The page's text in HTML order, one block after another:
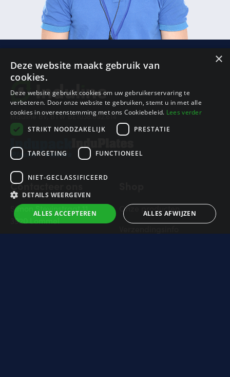
Induline BV, BTW BE1038.092.614
Contacteer ons
Simon Stevinstraat 11
3920 Lommel
Onze producten
×
Deze website maakt gebruik van
cookies.
Deze website gebruikt cookies om uw gebruikerservaring te
verbeteren. Door onze website te gebruiken, stemt u in met alle
cookies in overeenstemming met ons Cookiebeleid. Lees verder
STRIKT NOODZAKELIJK
PRESTATIE
TARGETING FUNCTIONEEL
NIET-GECLASSIFICEERD
DETAILS WEERGEVEN
ALLES ACCEPTEREN ALLES AFWIJZEN